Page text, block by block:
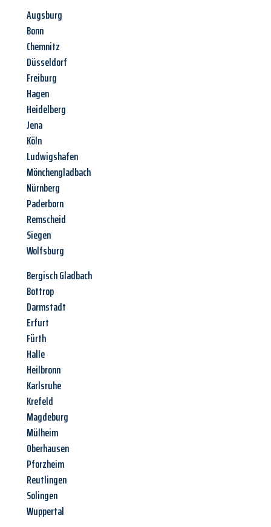
Augsburg
Bonn
Chemnitz
Düsseldorf
Freiburg
Hagen
Heidelberg
Jena
Köln
Ludwigshafen
Mönchengladbach
Nürnberg
Paderborn
Remscheid
Siegen
Wolfsburg
Bergisch Gladbach
Bottrop
Darmstadt
Erfurt
Fürth
Halle
Heilbronn
Karlsruhe
Krefeld
Magdeburg
Mülheim
Oberhausen
Pforzheim
Reutlingen
Solingen
Wuppertal